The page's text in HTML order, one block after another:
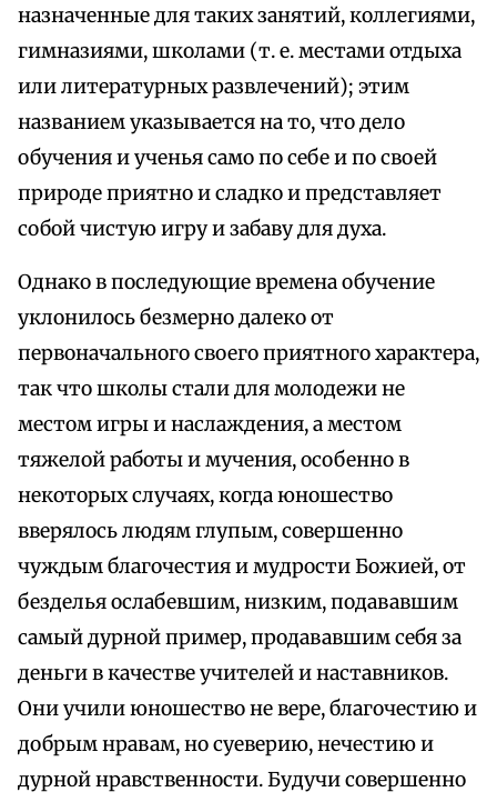
назначенные для таких занятий, коллегиями,
гимназиями, школами (т. е. местами отдыха
или литературных развлечений); этим
названием указывается на то, что дело
обучения и ученья само по себе и по своей
природе приятно и сладко и представляет
собой чистую игру и забаву для духа.
Однако в последующие времена обучение
уклонилось безмерно далеко от
первоначального своего приятного характера,
так что школы стали для молодежи не
местом игры и наслаждения, а местом
тяжелой работы и мучения, особенно в
некоторых случаях, когда юношество
вверялось людям глупым, совершенно
чуждым благочестия и мудрости Божией, от
безделья ослабевшим, низким, подававшим
самый дурной пример, продававшим себя за
деньги в качестве учителей и наставников.
Они учили юношество не вере, благочестию и
добрым нравам, но суеверию, нечестию и
дурной нравственности. Будучи совершенно